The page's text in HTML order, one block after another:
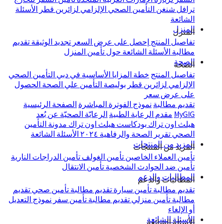
ترافل شنغن التأمين الصحي الإلزامي لزائرين قطر الأسئلة
الشائعة
المنزل
المنزل
تفاصيل المنتج إحصل على عرض السعر تجديد الوثيقة تقديم
مطالبة الأسئلة الشائعة حول تأمين المنزل
الصحة
الصحة
تفاصيل المنتج خطة المزايا الأساسية في دبي التأمين الصحي
الإلزامي لزائرين قطر بوليصة التأمين علي الصحة الحصول
على عرض سعر
تقديم مطالبة نموذج الفوترة المباشرة الصفحة الرئيسية
MyGIG مقدم الرعاية الطبية الرعايّة الصحيّة عن بُعد
هيلث اون تراك بودكاست هيلث اون تراك مدونة التأمين
الصحي تقرير الصحة والرفاهية ٢٠٢٤
الأسئلة الشائعة
المزيد من المنتجات
المزيد من المنتجات
تأمين العملاء الخاصين تأمين الغولف تأمين الدراجات النارية
تأمين ضد الحوادث الشخصية تأمين الانتقال
المطالبات والدعم
المطالبات والدعم
تقديم مطالبة تأمين سيارة تقديم مطالبة تأمين صحي تقديم
مطالبة تأمين منزلي تقديم مطالبة تأمين سفر نموذج التعديل
أو الإلغاء
الأسئلة الشائعة
الأسئلة الشائعة